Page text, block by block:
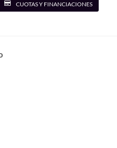
CUOTAS Y FINANCIACIONES